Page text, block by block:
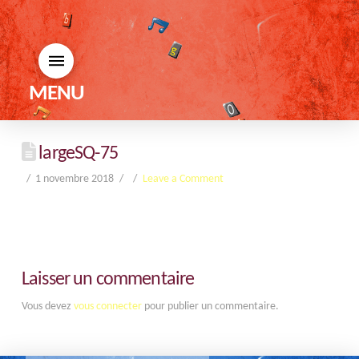
MENU
largeSQ-75
1 novembre 2018 Leave a Comment
Laisser un commentaire
Vous devez vous connecterpour publier un commentaire.